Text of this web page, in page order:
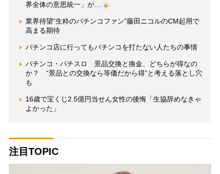
界全体の意思統一」が…
業界待望“生粋のパチンコファン”藤田ニコルのCM起用で
高まる期待
パチンコ店に行ってもパチンコを打たない人たちの事情
パチンコ・パチスロ 景品交換と換金、どちらが得なの
か？ “景品との交換なら等価だから得”と考える落とし穴
も
16歳で宝くじ2.5億円当せん女性の後悔「生協辞めなきゃ
よかった」
注目TOPIC